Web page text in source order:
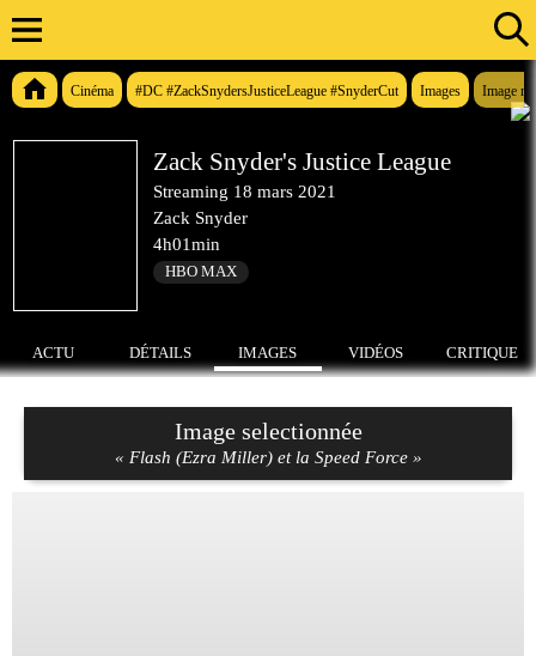
Cinéma #DC #ZackSnydersJusticeLeague #SnyderCut Images Image
Zack Snyder's Justice League
Streaming 18 mars 2021
Zack Snyder
4h01min
HBO MAX
ACTU DÉTAILS IMAGES VIDÉOS CRITIQUE
Image selectionnée
« Flash (Ezra Miller) et la Speed Force »